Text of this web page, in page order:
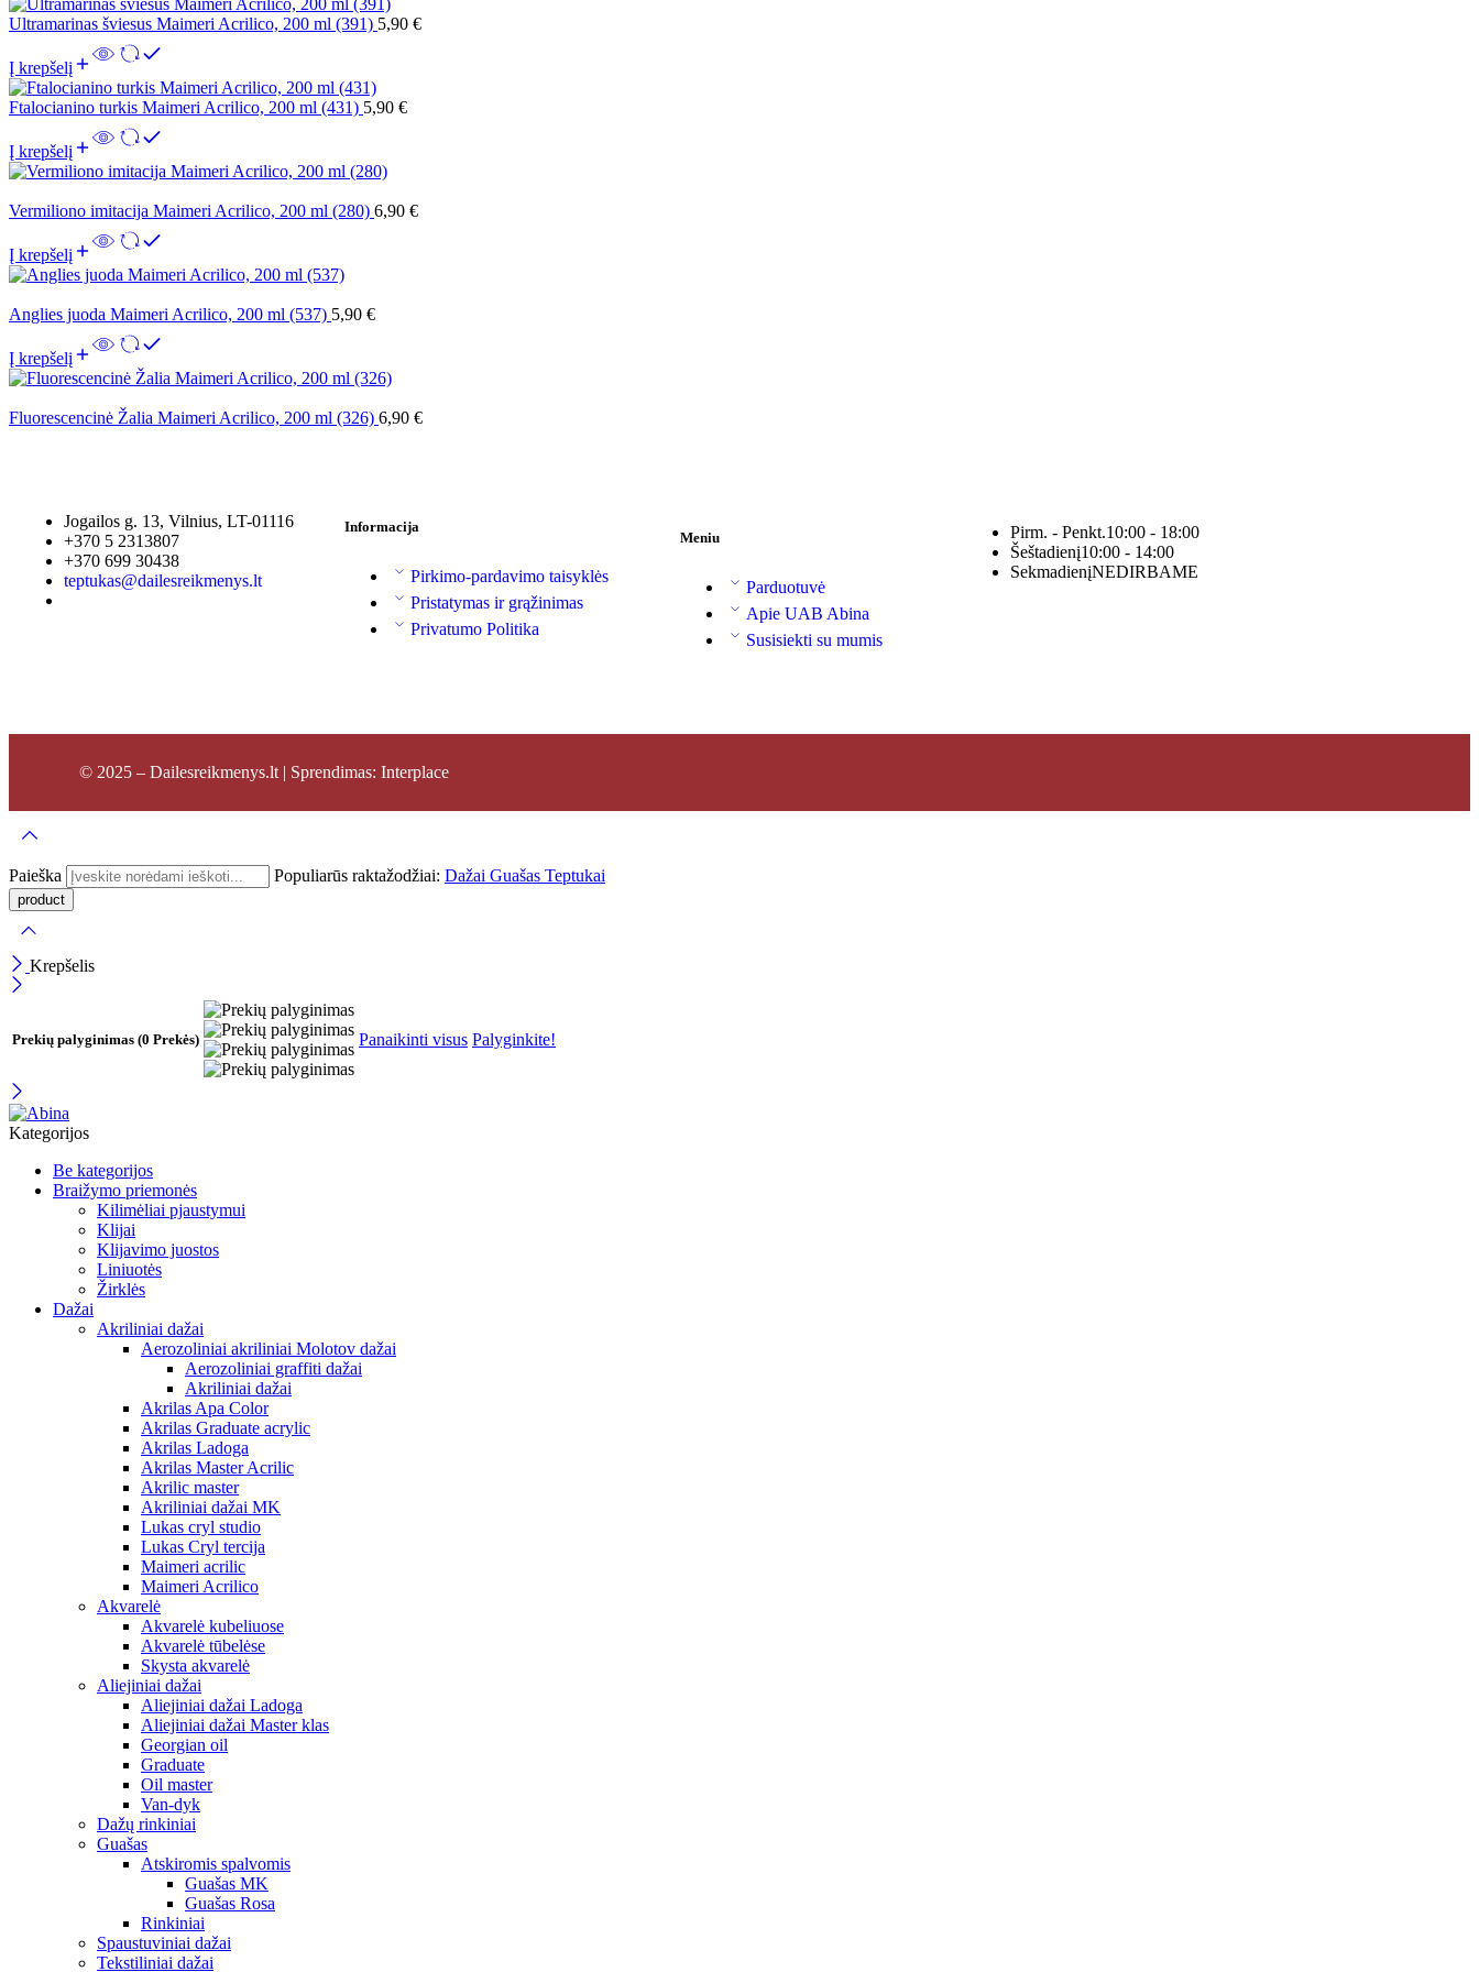
Ultramarinas šviesus Maimeri Acrilico, 200 ml (391) 5,90 €
Į krepšelį
Ftalocianino turkis Maimeri Acrilico, 200 ml (431) 5,90 €
Į krepšelį
Vermiliono imitacija Maimeri Acrilico, 200 ml (280) 6,90 €
Į krepšelį
Anglies juoda Maimeri Acrilico, 200 ml (537) 5,90 €
Į krepšelį
Fluorescencinė Žalia Maimeri Acrilico, 200 ml (326) 6,90 €
Jogailos g. 13, Vilnius, LT-01116
+370 5 2313807
+370 699 30438
teptukas@dailesreikmenys.lt
Informacija
Pirkimo-pardavimo taisyklės
Pristatymas ir grąžinimas
Privatumo Politika
Meniu
Parduotuvė
Apie UAB Abina
Susisiekti su mumis
Pirm. - Penkt.10:00 - 18:00
Šeštadienį10:00 - 14:00
SekmadienįNEDIRBAME
© 2025 – Dailesreikmenys.lt | Sprendimas: Interplace
Paieška Populiarūs raktažodžiai: Dažai Guašas Teptukai
Krepšelis
Prekių palyginimas (0 Prekės) Panaikinti visus Palyginkite!
Kategorijos
Be kategorijos
Braižymo priemonės
Kilimėliai pjaustymui
Klijai
Klijavimo juostos
Liniuotės
Žirklės
Dažai
Akriliniai dažai
Aerozoliniai akriliniai Molotov dažai
Aerozoliniai graffiti dažai
Akriliniai dažai
Akrilas Apa Color
Akrilas Graduate acrylic
Akrilas Ladoga
Akrilas Master Acrilic
Akrilic master
Akriliniai dažai MK
Lukas cryl studio
Lukas Cryl tercija
Maimeri acrilic
Maimeri Acrilico
Akvarelė
Akvarelė kubeliuose
Akvarelė tūbelėse
Skysta akvarelė
Aliejiniai dažai
Aliejiniai dažai Ladoga
Aliejiniai dažai Master klas
Georgian oil
Graduate
Oil master
Van-dyk
Dažų rinkiniai
Guašas
Atskiromis spalvomis
Guašas MK
Guašas Rosa
Rinkiniai
Spaustuviniai dažai
Tekstiliniai dažai